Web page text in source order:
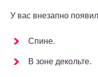
У вас внезапно
Спине.
В зоне декольте.